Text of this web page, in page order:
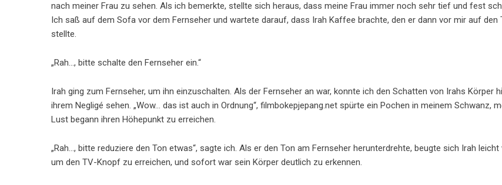
nach meiner Frau zu sehen. Als ich bemerkte, stellte sich heraus, dass meine Frau immer noch sehr tief und fest
Ich saß auf dem Sofa vor dem Fernseher und wartete darauf, dass Irah Kaffee brachte, den er dann vor mir auf den
stellte.
„Rah…, bitte schalte den Fernseher ein.“
Irah ging zum Fernseher, um ihn einzuschalten. Als der Fernseher an war, konnte ich den Schatten von Irahs Körper
ihrem Negligé sehen. „Wow… das ist auch in Ordnung“, filmbokepjepang.net spürte ein Pochen in meinem Schwanz,
Lust begann ihren Höhepunkt zu erreichen.
„Rah…, bitte reduziere den Ton etwas“, sagte ich. Als er den Ton am Fernseher herunterdrehte, beugte sich Irah leicht
um den TV-Knopf zu erreichen, und sofort war sein Körper deutlich zu erkennen.